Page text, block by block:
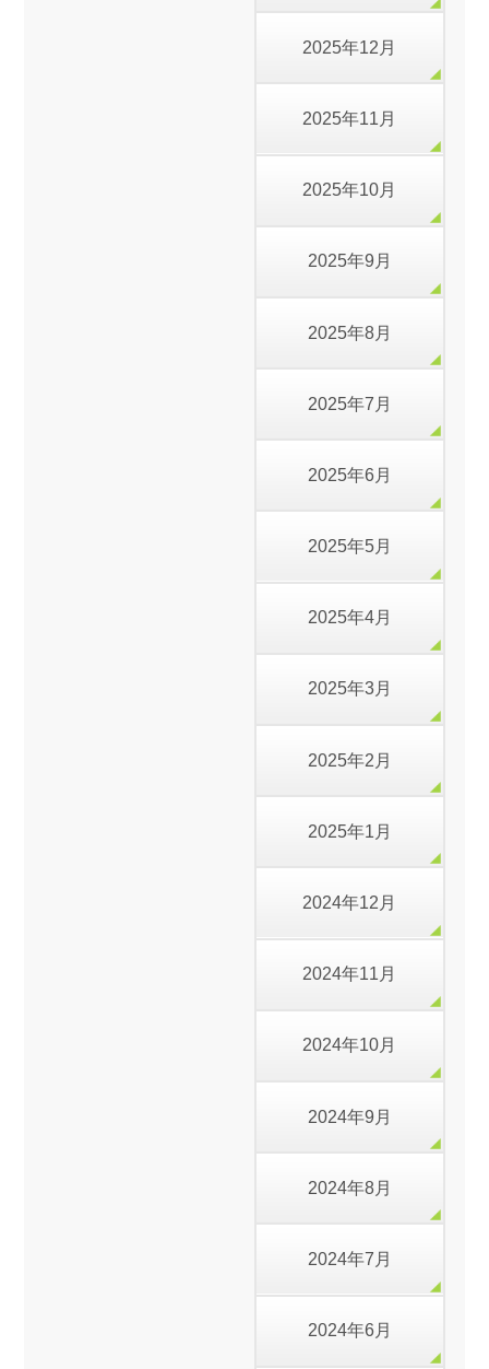
2025年12月
2025年11月
2025年10月
2025年9月
2025年8月
2025年7月
2025年6月
2025年5月
2025年4月
2025年3月
2025年2月
2025年1月
2024年12月
2024年11月
2024年10月
2024年9月
2024年8月
2024年7月
2024年6月